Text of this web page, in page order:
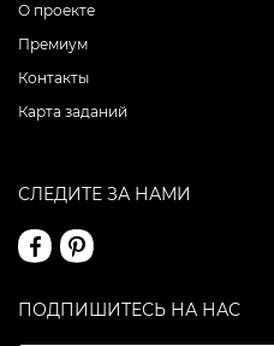
О проекте
Премиум
Контакты
Карта заданий
СЛЕДИТЕ ЗА НАМИ
ПОДПИШИТЕСЬ НА НАС